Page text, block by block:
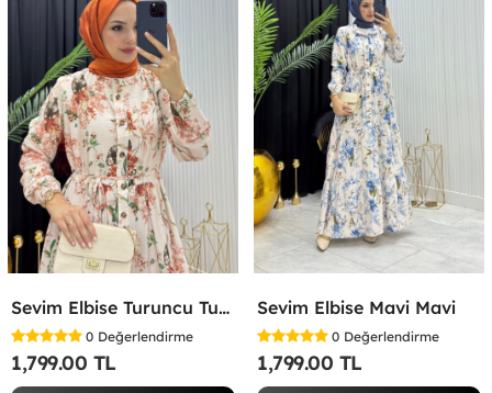
Sevim Elbise Turuncu Turuncu
0 Değerlendirme
1,799.00 TL
Sevim Elbise Mavi Mavi
0 Değerlendirme
1,799.00 TL